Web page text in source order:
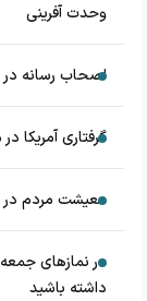
وحدت آفرینی
اصحاب رسانه در
گرفتاری آمریکا
معیشت مردم در
در نماز‌های
داشته باشید